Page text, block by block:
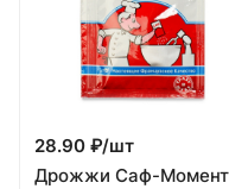
28.90 ₽/шт
Дрожжи Саф-Момент